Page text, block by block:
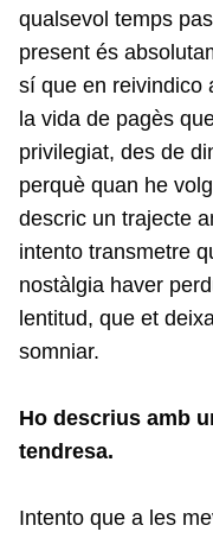
qualsevol temps
present és
sí que en reivindico
la vida de pagès
privilegiat, des de
perquè quan he
descric un trajecte
intento transmetre
nostàlgia haver
lentitud, que et
somniar.
Ho descrius amb
tendresa.
Intento que a les